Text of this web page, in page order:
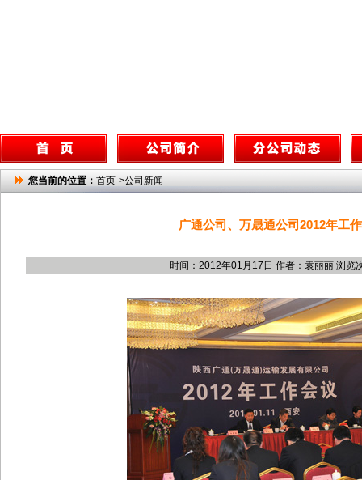
您当前的位置： 首页->公司新闻
广通公司、万晟通公司2012年工
时间：2012年01月17日 作者：袁丽丽 浏览